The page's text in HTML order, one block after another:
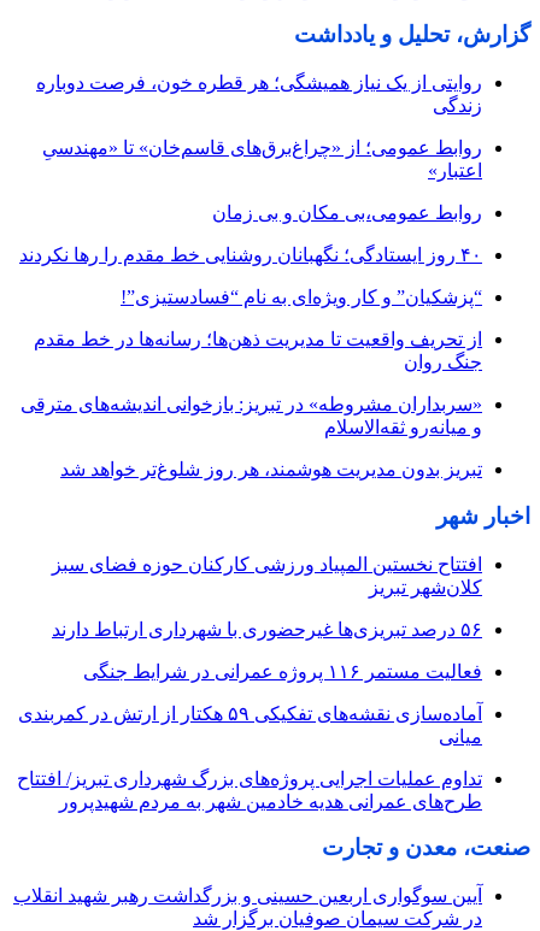
گزارش، تحلیل و یادداشت
روایتی از یک نیاز همیشگی؛ هر قطره خون، فرصت دوباره
زندگی
روابط عمومی؛ از «چراغ‌برق‌های قاسم‌خان» تا «مهندسیِ
اعتبار»
روابط عمومی،بی مکان و بی زمان
۴۰ روز ایستادگی؛ نگهبانان روشنایی خط مقدم را رها نکردند
“پزشکیان” و کار ویژه‌ای به نام “فسادستیزی”!
از تحریف واقعیت تا مدیریت ذهن‌ها؛ رسانه‌ها در خط مقدم
جنگ روان
«سربداران مشروطه» در تبریز: بازخوانی اندیشه‌های مترقی
و میانه‌رو ثقه‌الاسلام
تبریز بدون مدیریت هوشمند، هر روز شلوغ‌تر خواهد شد
اخبار شهر
افتتاح نخستین المپیاد ورزشی کارکنان حوزه فضای سبز
کلان‌شهر تبریز
۵۶ درصد تبریزی‌ها غیرحضوری با شهرداری ارتباط دارند
فعالیت مستمر ۱۱۶ پروژه عمرانی در شرایط جنگی
آماده‌سازی نقشه‌های تفکیکی ۵۹ هکتار از ارتش در کمربندی
میانی
تداوم عملیات اجرایی پروژه‌های بزرگ شهرداری تبریز/ افتتاح
طرح‌های عمرانی هدیه خادمین شهر به مردم شهیدپرور
صنعت، معدن و تجارت
آیین سوگواری اربعین حسینی و بزرگداشت رهبر شهید انقلاب
در شرکت سیمان صوفیان برگزار شد